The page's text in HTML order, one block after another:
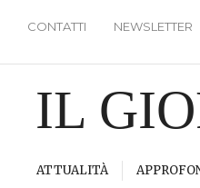
CONTATTI NEWSLETTER
IL
ATTUALITÀ